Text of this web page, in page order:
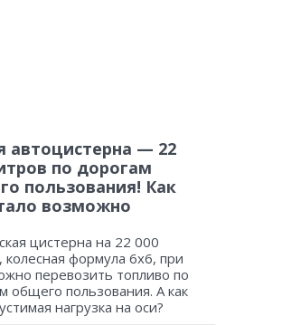
автоцистерна — 22
по дорогам
пользования! Как
возможно
цистерна на 22 000
колесная формула 6х6, при
перевозить топливо по
общего пользования. А как
нагрузка на оси?